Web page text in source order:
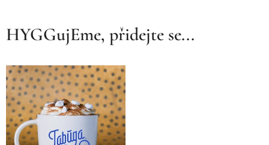
HYGGujEme, přidejte se...